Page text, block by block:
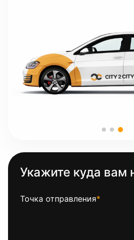
Укажите куда вам
Точка отправления*